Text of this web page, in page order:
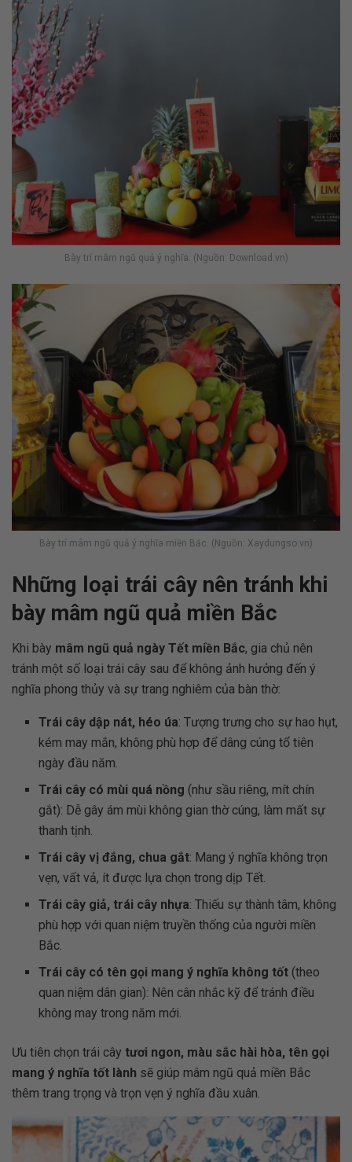
Bày trí mâm ngũ quả ý nghĩa. (Nguồn: Download.vn)
Bày trí mâm ngũ quả ý nghĩa miền Bắc. (Nguồn: Xaydungso.vn)
Những loại trái cây nên tránh khi
bày mâm ngũ quả miền Bắc
Khi bày mâm ngũ quả ngày Tết miền Bắc, gia chủ nên
tránh một số loại trái cây sau để không ảnh hưởng đến ý
nghĩa phong thủy và sự trang nghiêm của bàn thờ:
Trái cây dập nát, héo úa: Tượng trưng cho sự hao hụt,
kém may mắn, không phù hợp để dâng cúng tổ tiên
ngày đầu năm.
Trái cây có mùi quá nồng (như sầu riêng, mít chín
gắt): Dễ gây ám mùi không gian thờ cúng, làm mất sự
thanh tịnh.
Trái cây vị đắng, chua gắt: Mang ý nghĩa không trọn
vẹn, vất vả, ít được lựa chọn trong dịp Tết.
Trái cây giả, trái cây nhựa: Thiếu sự thành tâm, không
phù hợp với quan niệm truyền thống của người miền
Bắc.
Trái cây có tên gọi mang ý nghĩa không tốt (theo
quan niệm dân gian): Nên cân nhắc kỹ để tránh điều
không may trong năm mới.
Ưu tiên chọn trái cây tươi ngon, màu sắc hài hòa, tên gọi
mang ý nghĩa tốt lành sẽ giúp mâm ngũ quả miền Bắc
thêm trang trọng và trọn vẹn ý nghĩa đầu xuân.